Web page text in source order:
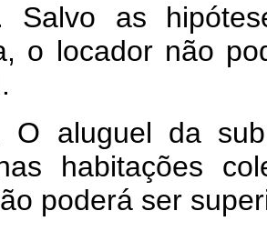
Salvo as
o locador não
O aluguel da
habitações
poderá ser